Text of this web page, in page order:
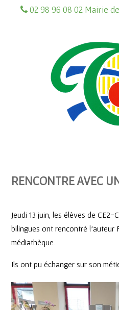
02 98 96 08 02 Mairie
RENCONTRE AVEC
Jeudi 13 juin, les élèves de CE2-
bilingues ont rencontré l’auteur
médiathèque.
Ils ont pu échanger sur son